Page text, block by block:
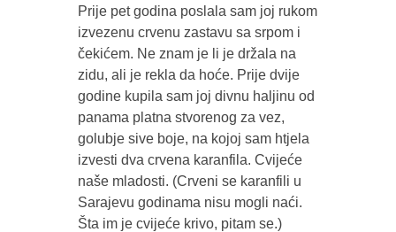
Prije pet godina poslala sam joj rukom
izvezenu crvenu zastavu sa srpom i
čekićem. Ne znam je li je držala na
zidu, ali je rekla da hoće. Prije dvije
godine kupila sam joj divnu haljinu od
panama platna stvorenog za vez,
golubje sive boje, na kojoj sam htjela
izvesti dva crvena karanfila. Cvijeće
naše mladosti. (Crveni se karanfili u
Sarajevu godinama nisu mogli naći.
Šta im je cvijeće krivo, pitam se.)